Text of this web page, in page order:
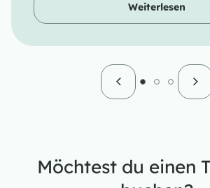
Weiterlesen
Möchtest du einen